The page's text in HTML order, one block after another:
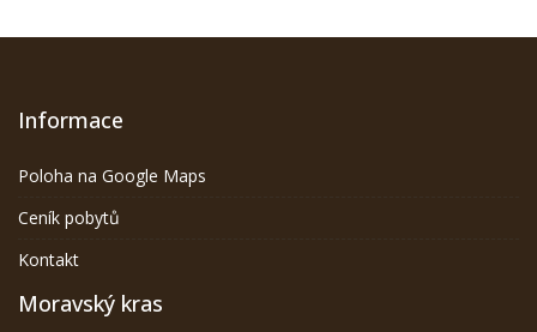
Informace
Poloha na Google Maps
Ceník pobytů
Kontakt
Moravský kras